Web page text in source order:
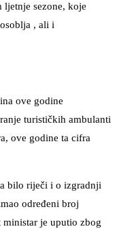
sezone, koje
, ali i
ove godine
turističkih ambulanti
ove godine ta cifra
bilo riječi i o izgradnji
određeni broj
ministar je uputio zbog